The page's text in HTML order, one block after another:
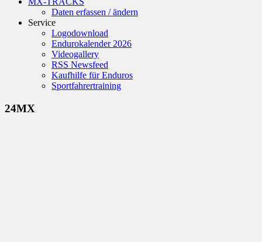
Daten erfassen / ändern
Service
Logodownload
Endurokalender 2026
Videogallery
RSS Newsfeed
Kaufhilfe für Enduros
Sportfahrertraining
24MX